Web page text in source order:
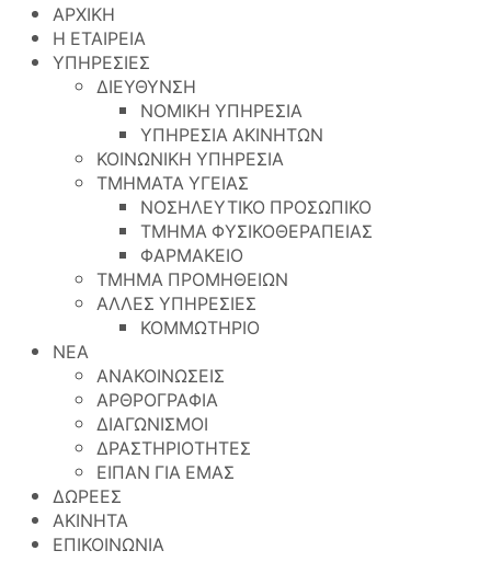
ΑΡΧΙΚΗ
Η ΕΤΑΙΡΕΙΑ
ΥΠΗΡΕΣΙΕΣ
ΔΙΕΥΘΥΝΣΗ
ΝΟΜΙΚΗ ΥΠΗΡΕΣΙΑ
ΥΠΗΡΕΣΙΑ ΑΚΙΝΗΤΩΝ
ΚΟΙΝΩΝΙΚΗ ΥΠΗΡΕΣΙΑ
ΤΜΗΜΑΤΑ ΥΓΕΙΑΣ
ΝΟΣΗΛΕΥΤΙΚΟ ΠΡΟΣΩΠΙΚΟ
ΤΜΗΜΑ ΦΥΣΙΚΟΘΕΡΑΠΕΙΑΣ
ΦΑΡΜΑΚΕΙΟ
ΤΜΗΜΑ ΠΡΟΜΗΘΕΙΩΝ
ΑΛΛΕΣ ΥΠΗΡΕΣΙΕΣ
ΚΟΜΜΩΤΗΡΙΟ
ΝΕΑ
ΑΝΑΚΟΙΝΩΣΕΙΣ
ΑΡΘΡΟΓΡΑΦΙΑ
ΔΙΑΓΩΝΙΣΜΟΙ
ΔΡΑΣΤΗΡΙΟΤΗΤΕΣ
ΕΙΠΑΝ ΓΙΑ ΕΜΑΣ
ΔΩΡΕΕΣ
ΑΚΙΝΗΤΑ
ΕΠΙΚΟΙΝΩΝΙΑ